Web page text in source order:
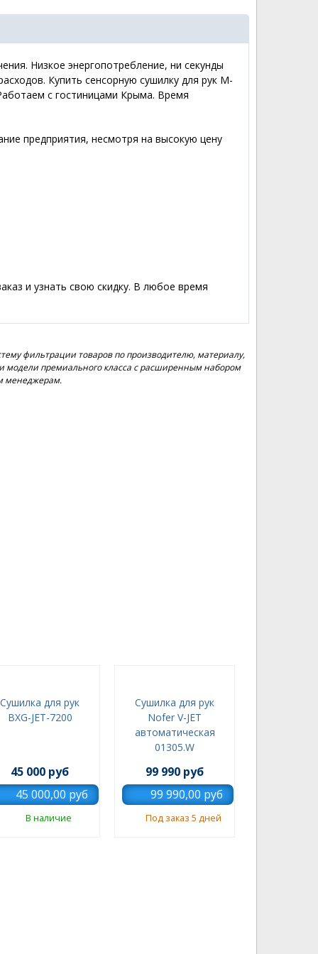
Низкое энергопотребление, ни секунды
Купить сенсорную сушилку для рук M-
с гостиницами Крыма. Время
предприятия, несмотря на высокую цену
и узнать свою скидку. В любое время
фильтрации товаров по производителю, материалу,
модели премиального класса с расширенным набором
менеджерам.
Сушилка для рук
BXG-JET-7200
45 000 руб
В наличие
Сушилка для рук
Nofer V-JET
автоматическая
01305.W
99 990 руб
Под заказ 5 дней